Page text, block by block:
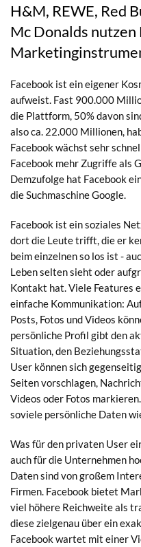
H&M, REWE, Red
Mc Donalds nutzen
Facebook ist ein eigener
aufweist. Fast 900.000
die Plattform, 50% davon
also ca. 22.000 Millionen,
Facebook wächst sehr
Facebook mehr Zugriffe als
Demzufolge hat Facebook
die Suchmaschine Google.
Facebook ist ein soziales
dort die Leute trifft, die er
beim einzelnen so los ist -
Leben selten sieht oder
Kontakt hat. Viele Features
einfache Kommunikation:
Posts, Fotos und Videos
persönliche Profil gibt den
Situation, den
User können sich
Seiten vorschlagen,
Videos oder Fotos
soviele persönliche Daten
Was für den privaten User
auch für die Unternehmen
Daten sind von großem
Firmen. Facebook bietet
viel höhere Reichweite als
diese zielgenau über ein
Facebook wartet mit einer